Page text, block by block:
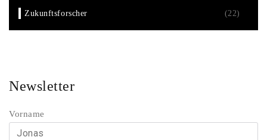
Zukunftsforscher (22)
Newsletter
Vorname